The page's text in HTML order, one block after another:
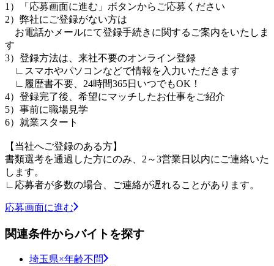
1）「応募画面に進む」ボタンからご応募ください
2）弊社にご登録がない方は
お電話かメールにて登録手続きに関するご案内をいたしま
す
3）登録方法は、来社不要のオンライン登録
∟スマホやパソコンなどで情報を入力いただきます
∟履歴書不要、24時間365日いつでもOK！
4）登録完了後、希望にマッチしたお仕事をご紹介
5）事前に職場見学
6）就業スタート
【当社へご登録のある方】
書類選考を通過した方にのみ、2～3営業日以内にご連絡いた
します。
∟応募者が多数の場合、ご連絡が遅れることがあります。
応募画面に進む
関連条件からバイトを探す
埼玉県×年齢不問